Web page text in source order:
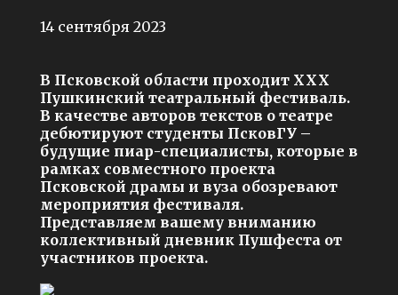
14 сентября 2023
В Псковской области проходит ХХХ
Пушкинский театральный фестиваль.
В качестве авторов текстов о театре
дебютируют студенты ПсковГУ –
будущие пиар-специалисты, которые в
рамках совместного проекта
Псковской драмы и вуза обозревают
мероприятия фестиваля.
Представляем вашему вниманию
коллективный дневник Пушфеста от
участников проекта.